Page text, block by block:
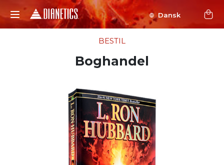
Dansk
BESTIL
Boghandel